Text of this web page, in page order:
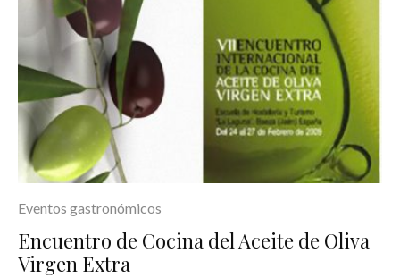
Eventos gastronómicos
Encuentro de Cocina del Aceite de Oliva
Virgen Extra